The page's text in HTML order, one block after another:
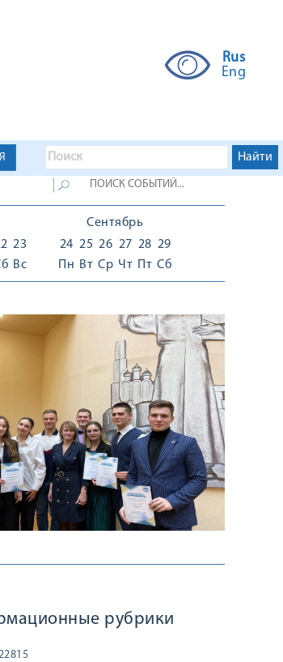
Rus
Eng
23
Вс
Сентябрь
24
Пн
25
Вт
26
Ср
27
Чт
28
Пт
29
Сб
рубрики